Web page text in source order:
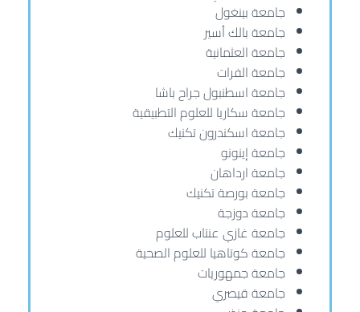
جامعة بينغول
جامعة بالك أسير
جامعة العثمانية
جامعة الفرات
جامعة اسطنبول جراح باشا
جامعة سكاريا للعلوم التطبيقية
جامعة اسكندرون تكنيك
جامعة إينونو
جامعة ارداهان
جامعة بورصة تكنيك
جامعة دوزجة
جامعة غازي عنتاب للعلوم
جامعة كوتاهيا للعلوم الصحية
جامعة جمهوريات
جامعة قيصري